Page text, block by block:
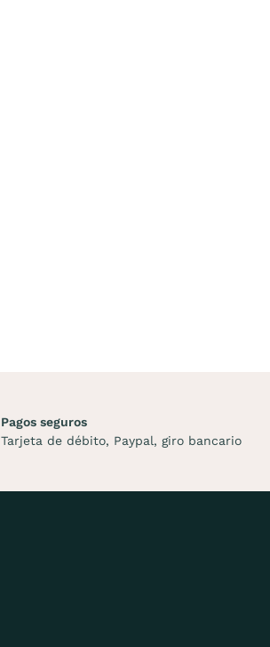
Pagos seguros
Tarjeta de débito, Paypal, giro bancario